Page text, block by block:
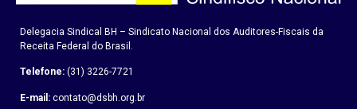
Delegacia Sindical BH – Sindicato Nacional dos Auditores-Fiscais da
Receita Federal do Brasil.
Telefone: (31) 3226-7721
E-mail: contato@dsbh.org.br